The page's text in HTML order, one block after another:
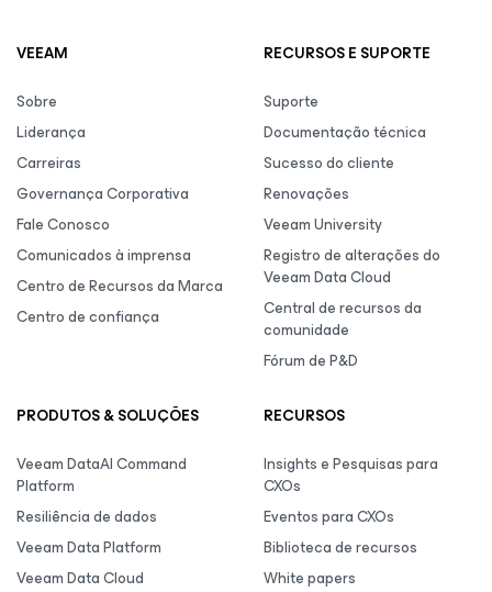
VEEAM
Sobre
Liderança
Carreiras
Governança Corporativa
Fale Conosco
Comunicados à imprensa
Centro de Recursos da Marca
Centro de confiança
RECURSOS E SUPORTE
Suporte
Documentação técnica
Sucesso do cliente
Renovações
Veeam University
Registro de alterações do
Veeam Data Cloud
Central de recursos da
comunidade
Fórum de P&D
PRODUTOS & SOLUÇÕES
Veeam DataAI Command
Platform
Resiliência de dados
Veeam Data Platform
Veeam Data Cloud
RECURSOS
Insights e Pesquisas para
CXOs
Eventos para CXOs
Biblioteca de recursos
White papers